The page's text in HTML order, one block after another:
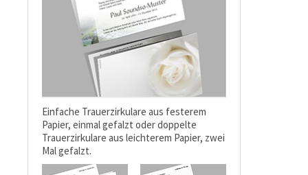
Einfache Trauerzirkulare aus festerem
Papier, einmal gefalzt oder doppelte
Trauerzirkulare aus leichterem Papier, zwei
Mal gefalzt.